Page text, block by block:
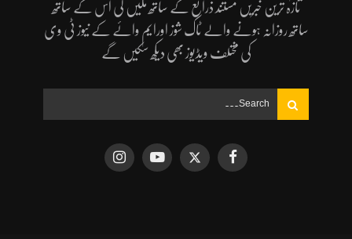
تازہ ترین خبریں مستند ذرائع کے ساتھ ملیں گی اس کے ساتھ
ساتھ روزانہ ہونے والے ٹاک شوز اورایم وائے کے نیوز ٹی وی
کی مختلف ویڈیوز بھی دیکھ سکیں گے